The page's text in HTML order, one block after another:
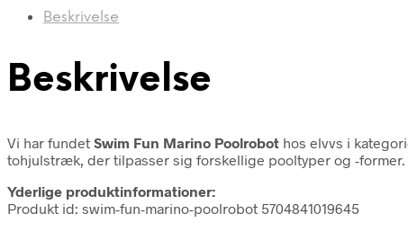
Beskrivelse
Beskrivelse
Vi har fundet Swim Fun Marino Poolrobot hos elvvs i
tohjulstræk, der tilpasser sig forskellige pooltyper og -
Yderlige produktinformationer:
Produkt id: swim-fun-marino-poolrobot 5704841019645